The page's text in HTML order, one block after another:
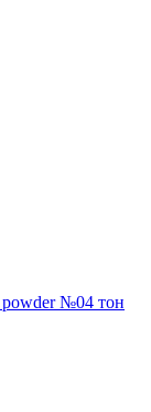
powder №04 тон